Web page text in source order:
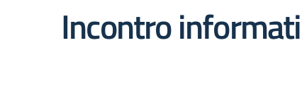
Incontro